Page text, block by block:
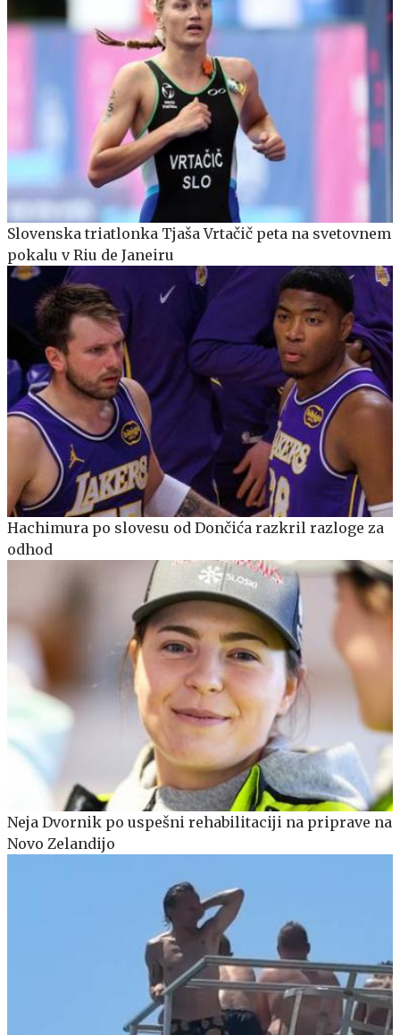
Slovenska triatlonka Tjaša Vrtačič peta na svetovnem
pokalu v Riu de Janeiru
Hachimura po slovesu od Dončića razkril razloge za
odhod
Neja Dvornik po uspešni rehabilitaciji na priprave na
Novo Zelandijo